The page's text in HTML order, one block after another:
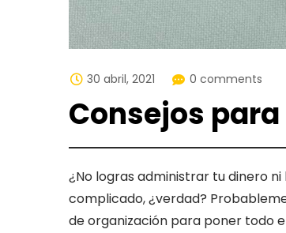
30 abril, 2021 0 comments
Consejos
¿No logras administrar tu dinero
complicado, ¿verdad?
de organización para poner todo